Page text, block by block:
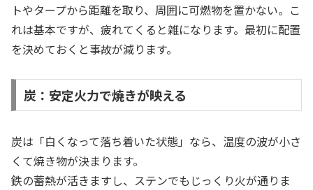
トやタープから距離を取り、周囲に可燃物を置かない。こ
れは基本ですが、疲れてくると雑になります。最初に配置
を決めておくと事故が減ります。
炭：安定火力で焼きが映える
炭は「白くなって落ち着いた状態」なら、温度の波が小さ
くて焼き物が決まります。
鉄の蓄熱が活きますし、ステンでもじっくり火が通りま